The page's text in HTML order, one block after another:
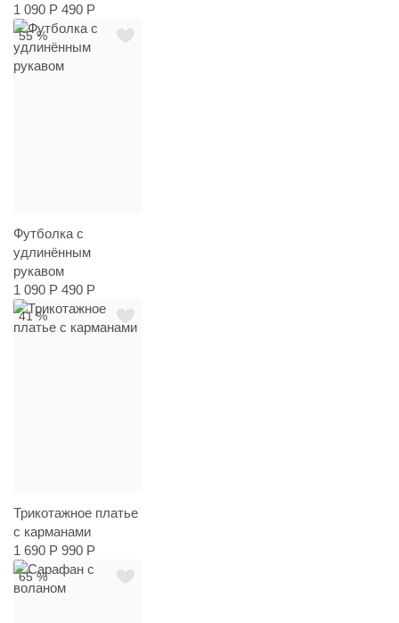
1 090 Р 490 Р
55 %
Футболка с
удлинённым
рукавом
1 090 Р 490 Р
41 %
Трикотажное платье
с карманами
1 690 Р 990 Р
65 %